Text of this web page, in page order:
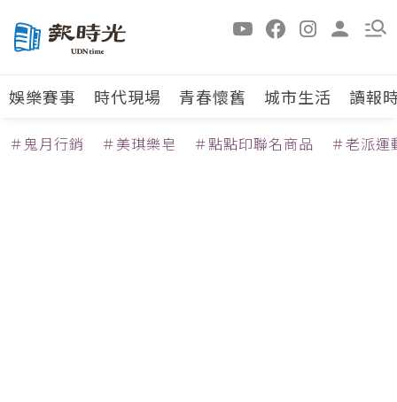
娛樂賽事 時代現場 青春懷舊 城市生活 讀報
＃鬼月行銷 ＃美琪樂皂 ＃點點印聯名商品 ＃老派運